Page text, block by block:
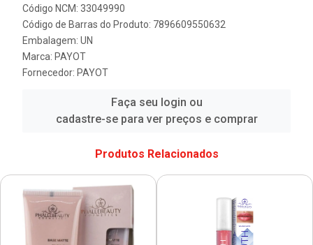
Código NCM: 33049990
Código de Barras do Produto: 7896609550632
Embalagem: UN
Marca: PAYOT
Fornecedor: PAYOT
Faça seu login ou
cadastre-se para ver preços e comprar
Produtos Relacionados